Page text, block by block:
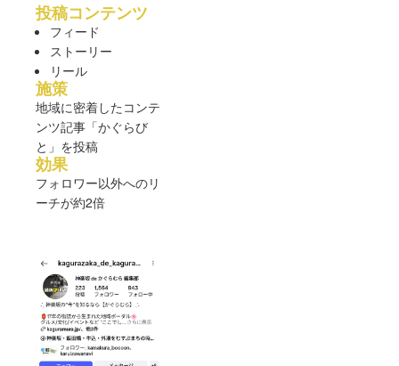
投稿コンテンツ
フィード
ストーリー
リール
施策
地域に密着したコンテ
ンツ記事「かぐらび
と」を投稿
効果
フォロワー以外へのリ
ーチが約2倍